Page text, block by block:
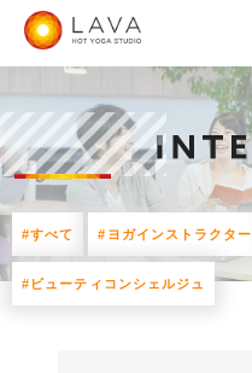
#すべて #ヨガインストラクター
#ビューティコンシェルジュ